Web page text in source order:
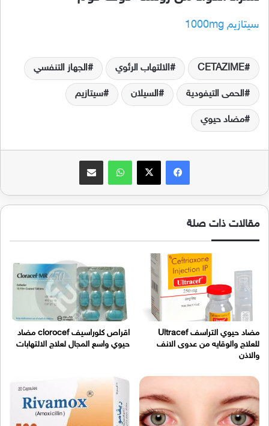
سيتازيم 1000mg
CETAZIME الالتهاب الرئوي الجهاز التنفسي
الحمى التيفودية السيلان سيتازيم
مضاد حيوي
فيسبوك‫X واتساب مشاركة عبر البريد
مقالات ذات صلة
مضاد حيوي التراسف Ultracef
للعلاج والوقايه من عدوى الانف
والاذن
اقراص كلوراسيف clorocef مضاد
حيوي واسع المجال لعلاج الالتهابات